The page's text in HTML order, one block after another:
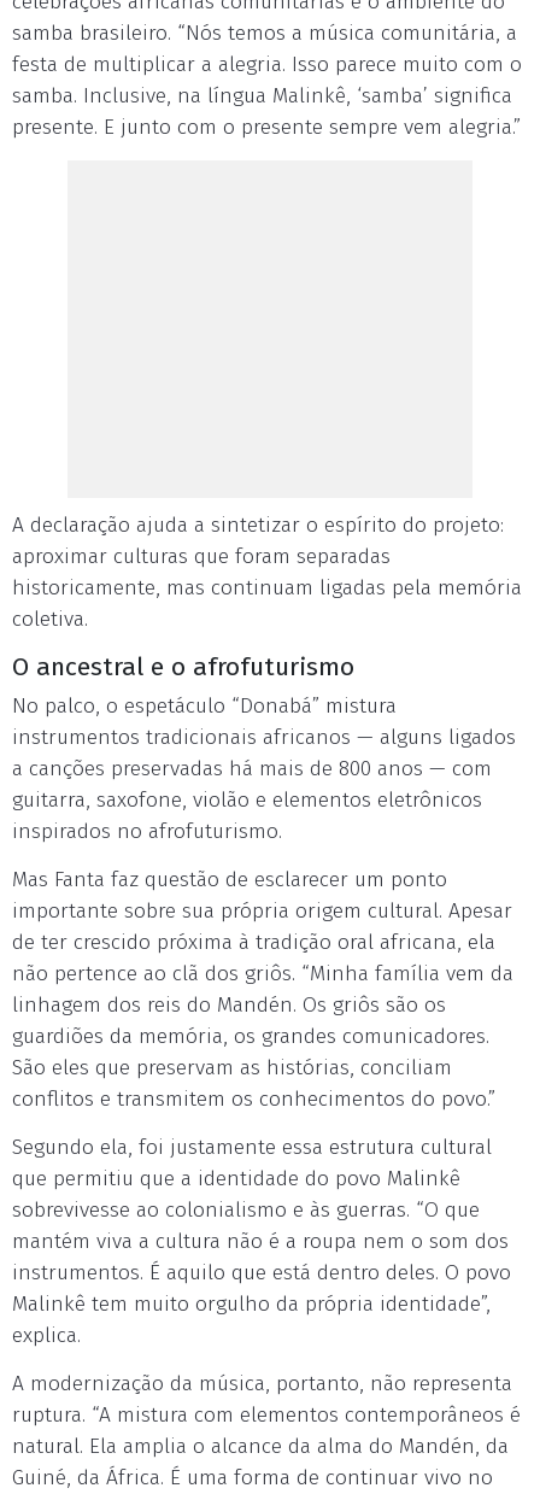
samba brasileiro. “Nós temos a música comunitária, a
festa de multiplicar a alegria. Isso parece muito com o
samba. Inclusive, na língua Malinkê, ‘samba’ significa
presente. E junto com o presente sempre vem alegria.”
A declaração ajuda a sintetizar o espírito do projeto:
aproximar culturas que foram separadas
historicamente, mas continuam ligadas pela memória
coletiva.
O ancestral e o afrofuturismo
No palco, o espetáculo “Donabá” mistura
instrumentos tradicionais africanos — alguns ligados
a canções preservadas há mais de 800 anos — com
guitarra, saxofone, violão e elementos eletrônicos
inspirados no afrofuturismo.
Mas Fanta faz questão de esclarecer um ponto
importante sobre sua própria origem cultural. Apesar
de ter crescido próxima à tradição oral africana, ela
não pertence ao clã dos griôs. “Minha família vem da
linhagem dos reis do Mandén. Os griôs são os
guardiões da memória, os grandes comunicadores.
São eles que preservam as histórias, conciliam
conflitos e transmitem os conhecimentos do povo.”
Segundo ela, foi justamente essa estrutura cultural
que permitiu que a identidade do povo Malinkê
sobrevivesse ao colonialismo e às guerras. “O que
mantém viva a cultura não é a roupa nem o som dos
instrumentos. É aquilo que está dentro deles. O povo
Malinkê tem muito orgulho da própria identidade”,
explica.
A modernização da música, portanto, não representa
ruptura. “A mistura com elementos contemporâneos é
natural. Ela amplia o alcance da alma do Mandén, da
Guiné, da África. É uma forma de continuar vivo no